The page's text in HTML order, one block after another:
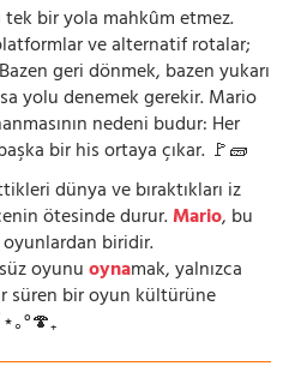
bir yola mahkûm etmez.
ve alternatif rotalar;
geri dönmek, bazen yukarı
yolu denemek gerekir. Mario
nedeni budur: Her
bir his ortaya çıkar. 🚩🧱
dünya ve bıraktıkları iz
ötesinde durur.Mario, bu
biridir.
oyunuoynamak, yalnızca
süren bir oyun kültürüne
｡°🍄₊